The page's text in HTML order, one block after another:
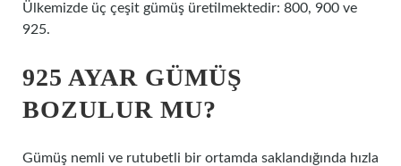
Ülkemizde üç çeşit gümüş üretilmektedir: 800, 900 ve
925.
925 AYAR GÜMÜŞ
BOZULUR MU?
Gümüş nemli ve rutubetli bir ortamda saklandığında hızla